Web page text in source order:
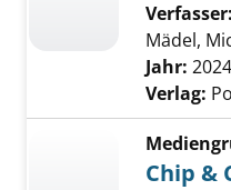
Verfasser:
Mädel,
Jahr: 2024
Verlag:
Chip &